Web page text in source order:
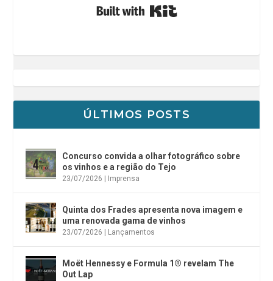
ÚLTIMOS POSTS
Concurso convida a olhar fotográfico sobre
os vinhos e a região do Tejo
23/07/2026 Imprensa
Quinta dos Frades apresenta nova imagem e
uma renovada gama de vinhos
23/07/2026 Lançamentos
Moët Hennessy e Formula 1® revelam The
Out Lap